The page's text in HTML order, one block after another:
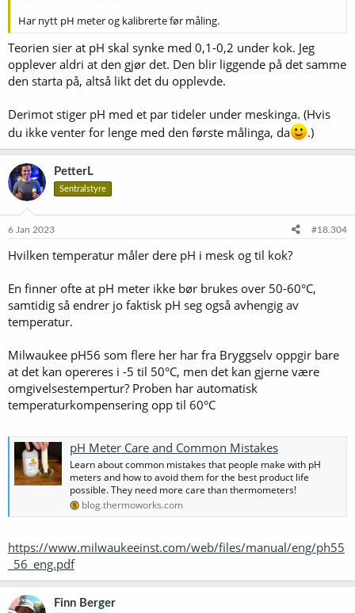
Har nytt pH meter og kalibrerte før måling.
Teorien sier at pH skal synke med 0,1-0,2 under kok. Jeg
opplever aldri at den gjør det. Den blir liggende på det samme
den starta på, altså likt det du opplevde.
Derimot stiger pH med et par tideler under meskinga. (Hvis
du ikke venter for lenge med den første målinga, da
.)
PetterL
Sentralstyre
6 Jan 2023 #18.304
Hvilken temperatur måler dere pH i mesk og til kok?
En finner ofte at pH meter ikke bør brukes over 50-60°C,
samtidig så endrer jo faktisk pH seg også avhengig av
temperatur.
Milwaukee pH56 som flere her har fra Bryggselv oppgir bare
at det kan opereres i -5 til 50°C, men det kan gjerne være
omgivelsestempertur? Proben har automatisk
temperaturkompensering opp til 60°C
pH Meter Care and Common Mistakes
Learn about common mistakes that people make with pH
meters and how to avoid them for the best product life
possible. They need more care than thermometers!
blog.thermoworks.com
https://www.milwaukeeinst.com/web/files/manual/eng/ph55
_56_eng.pdf
Finn Berger